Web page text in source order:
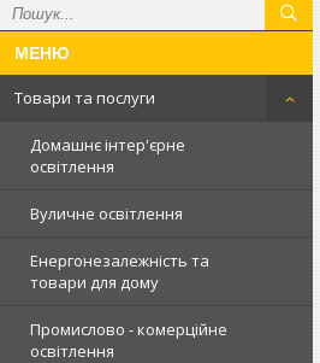
Товари та послуги
Домашнє інтер'єрне
освітлення
Вуличне освітлення
Енергонезалежність та
товари для дому
Промислово - комерційне
освітлення